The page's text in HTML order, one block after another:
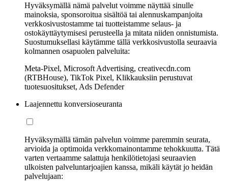
Hyväksymällä nämä palvelut voimme näyttää sinulle
mainoksia, sponsoroitua sisältöä tai alennuskampanjoita
verkkosivustostamme tai tuotteistamme selaus- ja
ostokäyttäytymisesi perusteella ja mitata niiden onnistumista.
Suostumuksellasi käytämme tällä verkkosivustolla seuraavia
kolmannen osapuolen palveluita:
Meta-Pixel, Microsoft Advertising, creativecdn.com
(RTBHouse), TikTok Pixel, Klikkauksiin perustuvat
tuotesuositukset, Ads Defender
Laajennettu konversioseuranta
Hyväksymällä tämän palvelun voimme paremmin seurata,
arvioida ja optimoida verkkomainontamme tehokkuutta. Tätä
varten vertaamme salattuja henkilötietojasi seuraavien
ulkoisten palveluntarjoajien kanssa, mikäli käytät jo heidän
palvelujaan: